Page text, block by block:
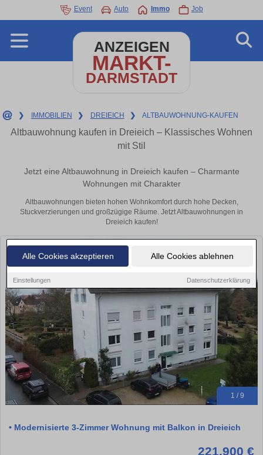
Alle Cookies akzeptieren Alle Cookies ablehnen
Einstellungen Datenschutzerklärung
Event Auto Immo Job
ANZEIGEN
MARKT-
DARMSTADT
❯ IMMOBILIEN ❯ DREIEICH ❯ ALTBAUWOHNUNG-KAUFEN
Altbauwohnung kaufen in Dreieich – Klassisches Wohnen
mit Stil
Jetzt eine Altbauwohnung in Dreieich kaufen – Charmante
Wohnungen mit Charakter
Altbauwohnungen bieten hohen Wohnkomfort durch hohe Decken,
Stuckverzierungen und großzügige Räume. Jetzt Altbauwohnungen in
Dreieich kaufen!
1 / 9
• Modernisierte 3-Zimmer Wohnung mit Balkon in Dreieich
221.900 €